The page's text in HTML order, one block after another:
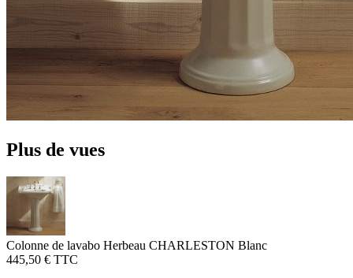
Plus de vues
Colonne de lavabo Herbeau CHARLESTON Blanc
445,50 € TTC